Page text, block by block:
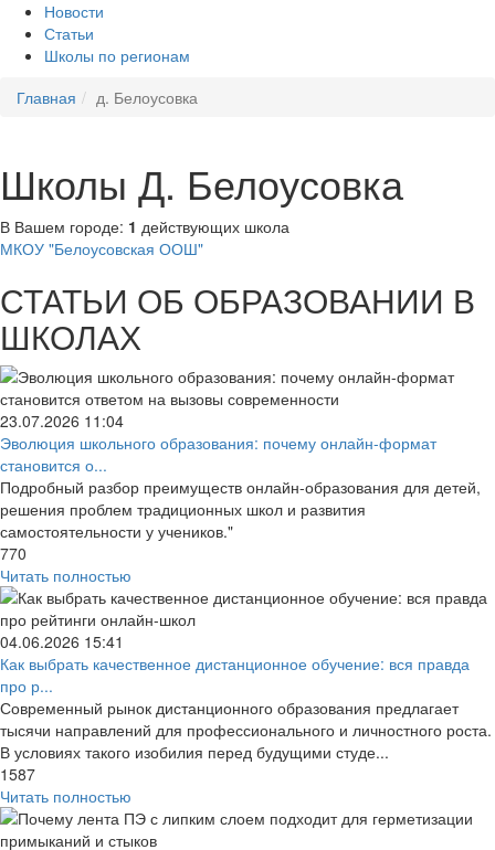
Новости
Статьи
Школы по регионам
Главная
д. Белоусовка
Школы Д. Белоусовка
В Вашем городе: 1 действующих школа
МКОУ "Белоусовская ООШ"
СТАТЬИ ОБ ОБРАЗОВАНИИ В
ШКОЛАХ
23.07.2026 11:04
Эволюция школьного образования: почему онлайн-формат
становится о...
Подробный разбор преимуществ онлайн-образования для детей,
решения проблем традиционных школ и развития
самостоятельности у учеников."
770
Читать полностью
04.06.2026 15:41
Как выбрать качественное дистанционное обучение: вся правда
про р...
Современный рынок дистанционного образования предлагает
тысячи направлений для профессионального и личностного роста.
В условиях такого изобилия перед будущими студе...
1587
Читать полностью